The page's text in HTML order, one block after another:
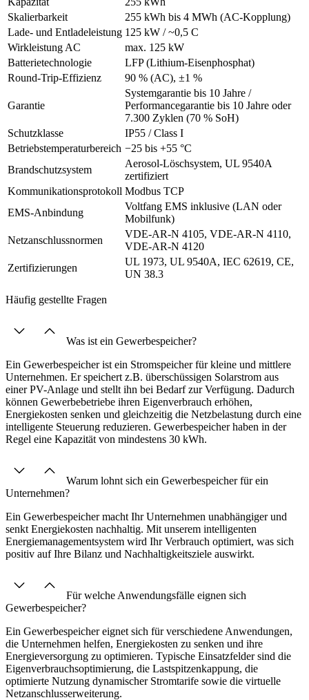
Skalierbarkeit
255 kWh bis 4 MWh (AC-Kopplung)
Lade- und Entladeleistung 125 kW / ~0,5 C
Wirkleistung AC
max. 125 kW
Batterietechnologie
LFP (Lithium-Eisenphosphat)
Round-Trip-Effizienz
90 % (AC), ±1 %
Garantie
Systemgarantie bis 10 Jahre /
Performancegarantie bis 10 Jahre oder
7.300 Zyklen (70 % SoH)
Schutzklasse
IP55 / Class I
Betriebstemperaturbereich −25 bis +55 °C
Brandschutzsystem
Aerosol-Löschsystem, UL 9540A
zertifiziert
Kommunikationsprotokoll Modbus TCP
EMS-Anbindung
Voltfang EMS inklusive (LAN oder
Mobilfunk)
Netzanschlussnormen
VDE-AR-N 4105, VDE-AR-N 4110,
VDE-AR-N 4120
Zertifizierungen
UL 1973, UL 9540A, IEC 62619, CE,
UN 38.3
Häufig gestellte Fragen
Was ist ein Gewerbespeicher?
Ein Gewerbespeicher ist ein Stromspeicher für kleine und mittlere
Unternehmen. Er speichert z.B. überschüssigen Solarstrom aus
einer PV-Anlage und stellt ihn bei Bedarf zur Verfügung. Dadurch
können Gewerbebetriebe ihren Eigenverbrauch erhöhen,
Energiekosten senken und gleichzeitig die Netzbelastung durch eine
intelligente Steuerung reduzieren. Gewerbespeicher haben in der
Regel eine Kapazität von mindestens 30 kWh.
Warum lohnt sich ein Gewerbespeicher für ein
Unternehmen?
Ein Gewerbespeicher macht Ihr Unternehmen unabhängiger und
senkt Energiekosten nachhaltig. Mit unserem intelligenten
Energiemanagementsystem wird Ihr Verbrauch optimiert, was sich
positiv auf Ihre Bilanz und Nachhaltigkeitsziele auswirkt.
Für welche Anwendungsfälle eignen sich
Gewerbespeicher?
Ein Gewerbespeicher eignet sich für verschiedene Anwendungen,
die Unternehmen helfen, Energiekosten zu senken und ihre
Energieversorgung zu optimieren. Typische Einsatzfelder sind die
Eigenverbrauchsoptimierung, die Lastspitzenkappung, die
optimierte Nutzung dynamischer Stromtarife sowie die virtuelle
Netzanschlusserweiterung.